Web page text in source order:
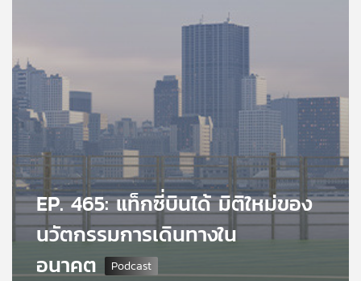
เกี่ยว
กับ
เรา
เครือ
ข่าย
วิทยุ
ไทย EP. 465: แท็กซี่บินได้ มิติใหม่ของ
นวัตกรรมการเดินทางใน
อนาคต